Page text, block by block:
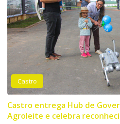
Castro
Castro entrega Hub de
Agroleite e celebra